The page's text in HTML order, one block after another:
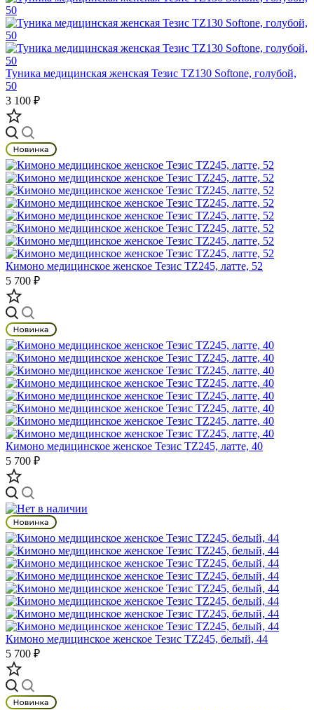
Туника медицинская женская Тезис TZ130 Softone, голубой,
50
3 100 ₽
Кимоно медицинское женское Тезис TZ245, латте, 52
5 700 ₽
Кимоно медицинское женское Тезис TZ245, латте, 40
5 700 ₽
Кимоно медицинское женское Тезис TZ245, белый, 44
5 700 ₽